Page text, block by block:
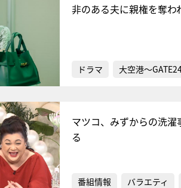
非のある夫に親権を奪
ドラマ 大空港～
マツコ、みずからの洗
る
番組情報 バラエティ